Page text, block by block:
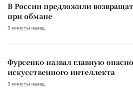
В России предложили
при обмане
3 минуты назад
Фурсенко назвал главную
искусственного интеллекта
3 минуты назад